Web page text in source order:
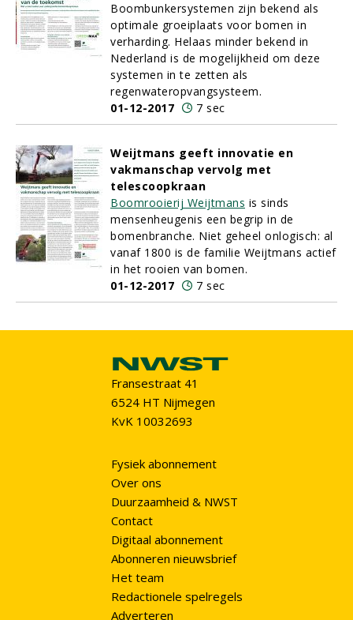
Boombunkersystemen zijn bekend als
optimale groeiplaats voor bomen in
verharding. Helaas minder bekend in
Nederland is de mogelijkheid om deze
systemen in te zetten als
regenwateropvangsysteem.
01-12-2017
7 sec
Weijtmans geeft innovatie en
vakmanschap vervolg met
telescoopkraan
Boomrooierij Weijtmans is sinds
mensenheugenis een begrip in de
bomenbranche. Niet geheel onlogisch: al
vanaf 1800 is de familie Weijtmans actief
in het rooien van bomen.
01-12-2017
7 sec
Fransestraat 41
6524 HT Nijmegen
KvK 10032693
Fysiek abonnement
Over ons
Duurzaamheid & NWST
Contact
Digitaal abonnement
Abonneren nieuwsbrief
Het team
Redactionele spelregels
Adverteren